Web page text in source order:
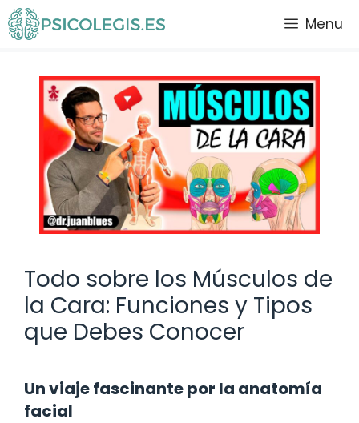
Saltar
al
Menu
Todo sobre los Músculos de
la Cara: Funciones y Tipos
que Debes Conocer
Un viaje fascinante por la anatomía
facial